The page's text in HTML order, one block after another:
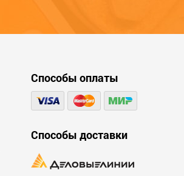
оскорбления.
Способы оплаты
Способы доставки